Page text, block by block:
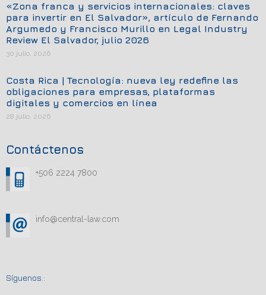
«Zona franca y servicios internacionales: claves
para invertir en El Salvador», artículo de Fernando
Argumedo y Francisco Murillo en Legal Industry
Review El Salvador, julio 2026
30 julio, 2026
Costa Rica | Tecnología: nueva ley redefine las
obligaciones para empresas, plataformas
digitales y comercios en línea
28 julio, 2026
Contáctenos
+506 2224 7800
info@central-law.com
Síguenos.: